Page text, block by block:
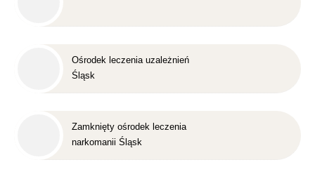
Ośrodek leczenia uzależnień
Śląsk
Zamknięty ośrodek leczenia
narkomanii Śląsk